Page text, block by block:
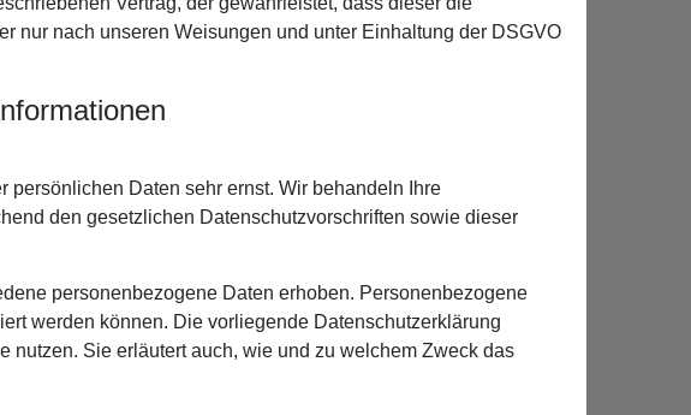
nur nach unseren Weisungen und unter Einhaltung der DSGVO
persönlichen Daten sehr ernst. Wir behandeln Ihre
den gesetzlichen Datenschutzvorschriften sowie dieser
personenbezogene Daten erhoben. Personenbezogene
werden können. Die vorliegende Datenschutzerklärung
nutzen. Sie erläutert auch, wie und zu welchem Zweck das